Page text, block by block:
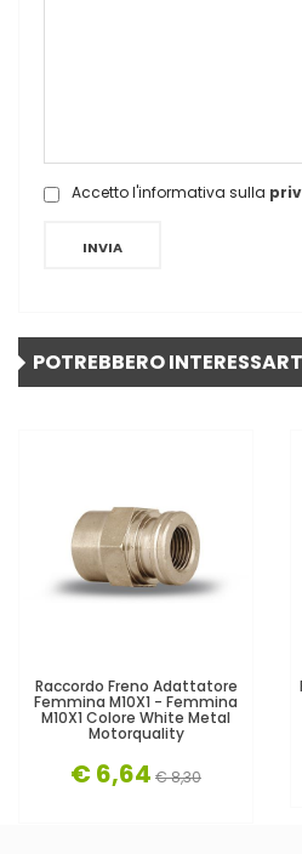
Accetto l'informativa sulla
INVIA
POTREBBERO
Raccordo Freno Adattatore
Femmina M10X1 - Femmina
M10X1 Colore White Metal
Motorquality
€ 6,64 € 8,30